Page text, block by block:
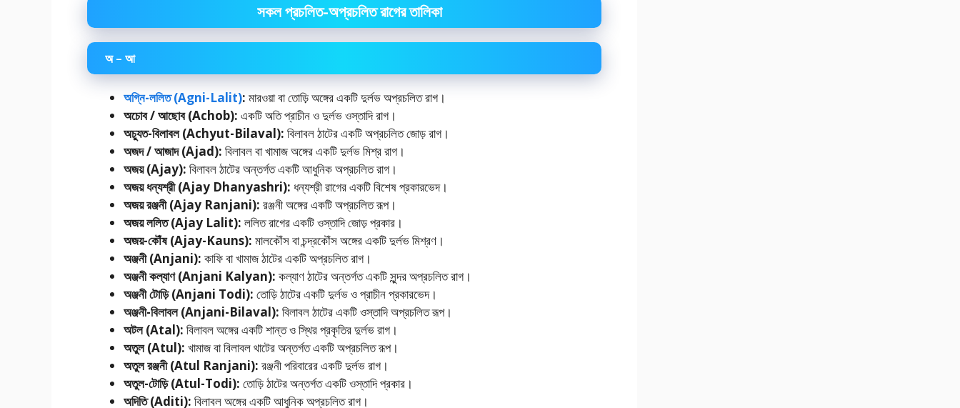
সকল প্রচলিত-অপ্রচলিত রাগের তালিকা
অ – আ
অগ্নি-ললিত (Agni-Lalit): মারওয়া বা তোড়ি অঙ্গের একটি দুর্লভ অপ্রচলিত রাগ।
অচোব / আছোব (Achob): একটি অতি প্রাচীন ও দুর্লভ ওস্তাদি রাগ।
অচ্যুত-বিলাবল (Achyut-Bilaval): বিলাবল ঠাটের একটি অপ্রচলিত জোড় রাগ।
অজদ / আজাদ (Ajad): বিলাবল বা খামাজ অঙ্গের একটি দুর্লভ মিশ্র রাগ।
অজয় (Ajay): বিলাবল ঠাটের অন্তর্গত একটি আধুনিক অপ্রচলিত রাগ।
অজয় ধন্যশ্রী (Ajay Dhanyashri): ধন্যশ্রী রাগের একটি বিশেষ প্রকারভেদ।
অজয় রঞ্জনী (Ajay Ranjani): রঞ্জনী অঙ্গের একটি অপ্রচলিত রূপ।
অজয় ললিত (Ajay Lalit): ললিত রাগের একটি ওস্তাদি জোড় প্রকার।
অজয়-কৌঁষ (Ajay-Kauns): মালকৌঁস বা চন্দ্রকৌঁস অঙ্গের একটি দুর্লভ মিশ্রণ।
অঞ্জনী (Anjani): কাফি বা খামাজ ঠাটের একটি অপ্রচলিত রাগ।
অঞ্জনী কল্যাণ (Anjani Kalyan): কল্যাণ ঠাটের অন্তর্গত একটি সুন্দর অপ্রচলিত রাগ।
অঞ্জনী টোড়ি (Anjani Todi): তোড়ি ঠাটের একটি দুর্লভ ও প্রাচীন প্রকারভেদ।
অঞ্জনী-বিলাবল (Anjani-Bilaval): বিলাবল ঠাটের একটি ওস্তাদি অপ্রচলিত রূপ।
অটল (Atal): বিলাবল অঙ্গের একটি শান্ত ও স্থির প্রকৃতির দুর্লভ রাগ।
অতুল (Atul): খামাজ বা বিলাবল থাটের অন্তর্গত একটি অপ্রচলিত রূপ।
অতুল রঞ্জনী (Atul Ranjani): রঞ্জনী পরিবারের একটি দুর্লভ রাগ।
অতুল-টোড়ি (Atul-Todi): তোড়ি ঠাটের অন্তর্গত একটি ওস্তাদি প্রকার।
অদিতি (Aditi): বিলাবল অঙ্গের একটি আধুনিক অপ্রচলিত রাগ।